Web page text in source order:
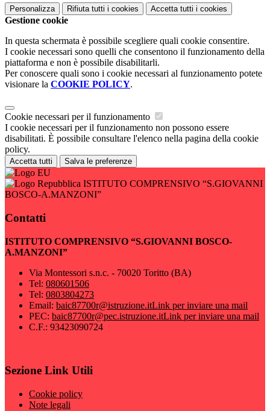
Personalizza Rifiuta tutti i cookies Accetta tutti i cookies
Gestione cookie
In questa schermata è possibile scegliere quali cookie consentire.
I cookie necessari sono quelli che consentono il funzionamento della
piattaforma e non è possibile disabilitarli.
Per conoscere quali sono i cookie necessari al funzionamento potete
visionare la COOKIE POLICY.
Cookie necessari per il funzionamento
I cookie necessari per il funzionamento non possono essere
disabilitati. È possibile consultare l'elenco nella pagina della cookie
policy.
Accetta tutti Salva le preferenze
ISTITUTO COMPRENSIVO “S.GIOVANNI
BOSCO-A.MANZONI”
Contatti
ISTITUTO COMPRENSIVO “S.GIOVANNI BOSCO-
A.MANZONI”
Via Montessori s.n.c. - 70020 Toritto (BA)
Tel: 080601506
Tel: 0803804273
Email: baic87700r@istruzione.itLink per inviare una mail
PEC: baic87700r@pec.istruzione.itLink per inviare una mail
C.F.: 93423090724
Sezione Link Utili
Cookie policy
Note legali